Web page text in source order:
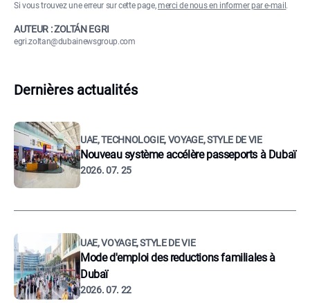
Si vous trouvez une erreur sur cette page,merci de nous en informer par e-mail .
AUTEUR : ZOLTÁN EGRI
egri.zoltan@dubainewsgroup.com
Dernières actualités
UAE, TECHNOLOGIE, VOYAGE, STYLE DE VIE
Nouveau système accélère passeports à Dubaï
2026. 07. 25
UAE, VOYAGE, STYLE DE VIE
Mode d'emploi des reductions familiales à
Dubaï
2026. 07. 22